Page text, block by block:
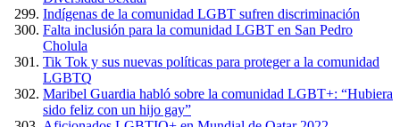
Indígenas de la comunidad LGBT sufren discriminación
Falta inclusión para la comunidad LGBT en San Pedro
Cholula
Tik Tok y sus nuevas políticas para proteger a la comunidad
LGBTQ
Maribel Guardia habló sobre la comunidad LGBT+: “Hubiera
sido feliz con un hijo gay”